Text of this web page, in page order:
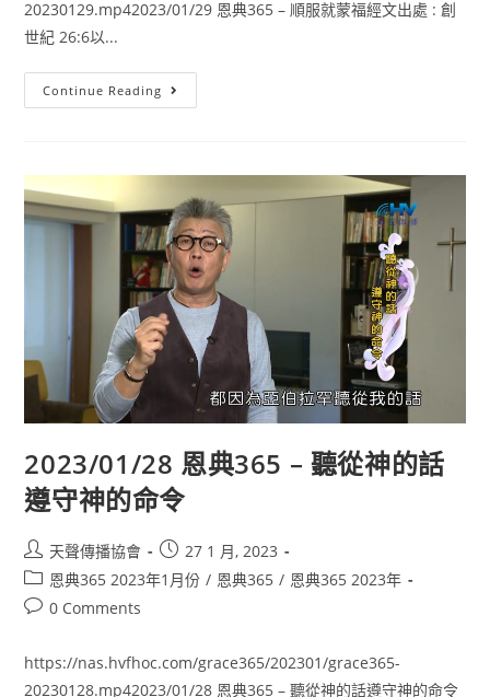
20230129.mp42023/01/29 恩典365 – 順服就蒙福經文出處 : 創
世紀 26:6以...
Continue Reading
2023/01/28 恩典365 – 聽從神的話
遵守神的命令
天聲傳播協會
27 1 月, 2023
恩典365 2023年1月份 / 恩典365 / 恩典365 2023年
0 Comments
https://nas.hvfhoc.com/grace365/202301/grace365-
20230128.mp42023/01/28 恩典365 – 聽從神的話遵守神的命令